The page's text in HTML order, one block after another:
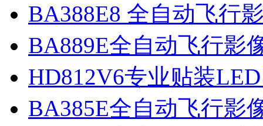
BA388E8 全自动飞行
BA889E全自动飞行影
HD812V6专业贴装
BA385E全自动飞行影